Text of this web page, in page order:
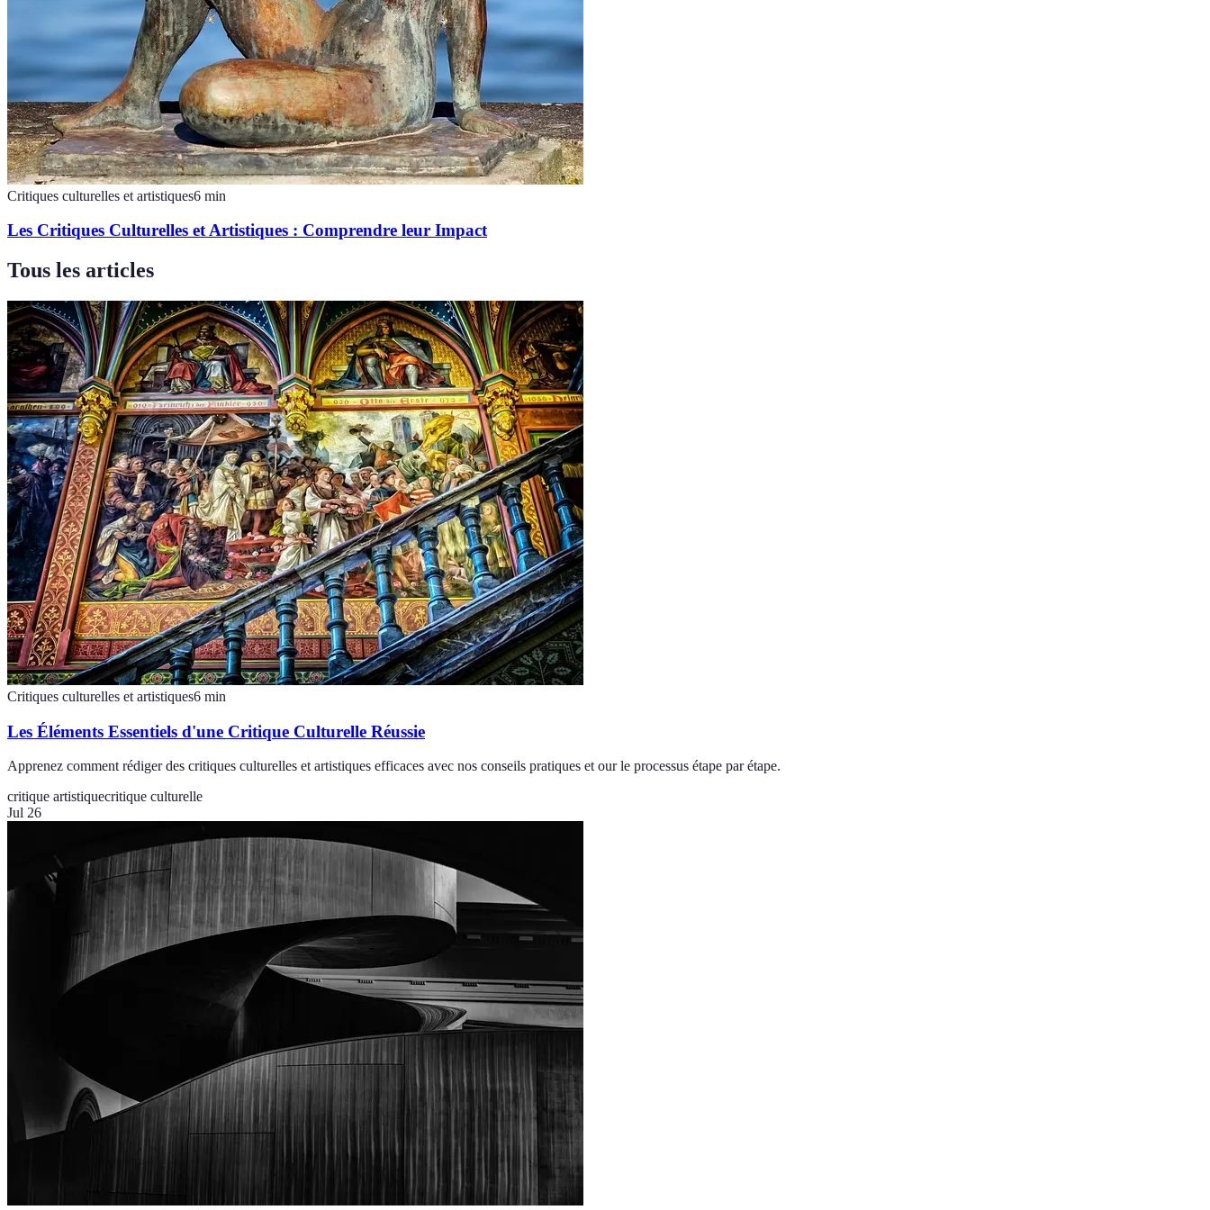
Critiques culturelles et artistiques6 min
Les Critiques Culturelles et Artistiques : Comprendre leur Impact
Tous les articles
Critiques culturelles et artistiques6 min
Les Éléments Essentiels d'une Critique Culturelle Réussie
Apprenez comment rédiger des critiques culturelles et artistiques efficaces avec nos conseils pratiques et our le processus étape par étape.
critique artistiquecritique culturelle
Jul 26